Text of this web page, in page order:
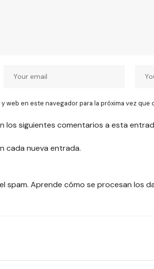
web en este navegador para la próxima vez que
los siguientes comentarios a esta
cada nueva entrada.
spam. Aprende cómo se procesan los